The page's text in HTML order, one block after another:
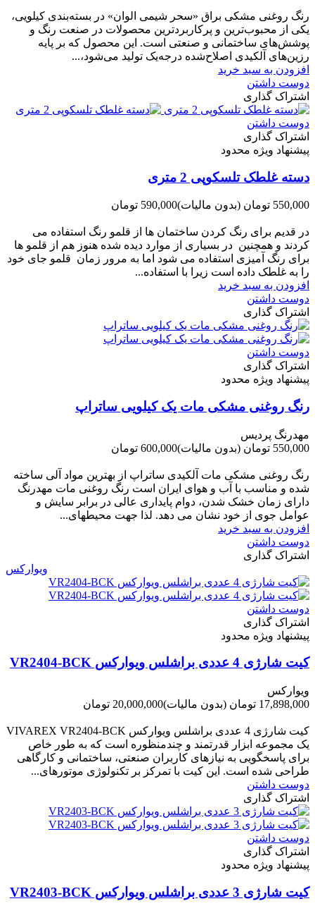
رنگ روغنی مشکی براق «سحر شیمی الوان» در بسته‌بندی کیلویی،
یکی از محبوب‌ترین و پرکاربردترین محصولات در صنعت رنگ و
پوشش‌های ساختمانی و صنعتی است. این محصول که بر پایه
رزین‌های آلکیدی اصلاح‌شده درجه‌یک تولید می‌شود،...
افزودن به سبد خرید
دوست داشتن
اشتراک گذاری
دوست داشتن
اشتراک گذاری
پیشنهاد ویژه محدود
دسته غلطک تلسکوپی 2 متری
550,000 تومان (بدون مالیات)590,000 تومان
در قدیم برای رنگ کردن ساختمان ها از قلمو رنگ استفاده می
کردند و همچنین در بسیاری از موارد دیده شده هنوز هم از قلمو ها
برای رنگ آمیزی استفاده می شود اما به مرور زمان قلمو جای خود
را به غلطک داده است زیرا با استفاده...
افزودن به سبد خرید
دوست داشتن
اشتراک گذاری
دوست داشتن
اشتراک گذاری
پیشنهاد ویژه محدود
رنگ روغنی مشکی مات یک کیلویی ساتراپ
مهدرنگ پردیس
550,000 تومان
(بدون مالیات)600,000 تومان
رنگ روغنی مشکی مات آلکیدی ساتراپ از بهترین مواد آلی ساخته
شده و مناسب با آب و هوای ایران است رنگ روغنی مات مهدرنگ
دارای زﻣﺎن ﺧﺸﮏ ﺷﺪن، دوام ﭘﺎﯾﺪاری عالی در ﺑﺮاﺑﺮ ﺳﺎﯾﺶ و
ﻋﻮاﻣﻞ ﺟﻮی از ﺧﻮد ﻧﺸﺎن ﻣﯽ دﻫﺪ. ﻟﺬا ﺟﻬﺖ ﻣﺤﯿﻄ‌‌ﻬﺎی...
افزودن به سبد خرید
دوست داشتن
اشتراک گذاری
ویوارکس
دوست داشتن
اشتراک گذاری
پیشنهاد ویژه محدود
کیت شارژی 4 عددی براشلس ویوارکس VR2404-BCK
ویوارکس
17,898,000 تومان
(بدون مالیات)20,000,000 تومان
کیت شارژی 4 عددی براشلس ویوارکس VIVAREX VR2404-BCK
یک مجموعه ابزار قدرتمند و چندمنظوره است که به طور خاص
برای پاسخگویی به نیازهای کاربران صنعتی، ساختمانی و کارگاهی
طراحی شده است. این کیت با تمرکز بر تکنولوژی موتورهای...
دوست داشتن
اشتراک گذاری
دوست داشتن
اشتراک گذاری
پیشنهاد ویژه محدود
کیت شارژی 3 عددی براشلس ویوارکس VR2403-BCK